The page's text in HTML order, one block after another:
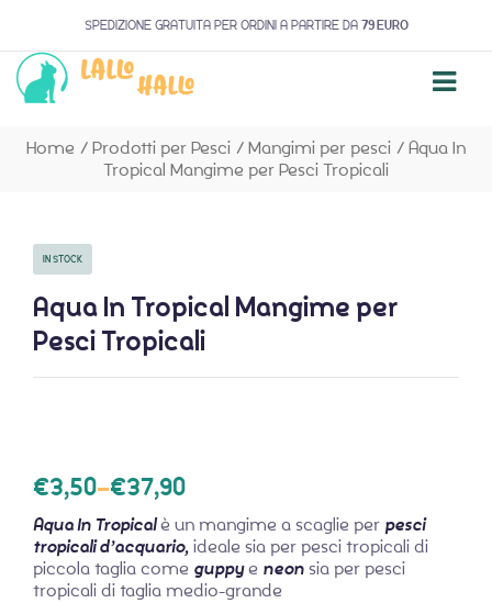
SPEDIZIONE GRATUITA PER ORDINI A PARTIRE DA 79 EURO
Home / Prodotti per Pesci / Mangimi per pesci / Aqua In
Tropical Mangime per Pesci Tropicali
IN STOCK
Aqua In Tropical Mangime per
Pesci Tropicali
€3,50–€37,90
Aqua In Tropicalè un mangime a scaglie per pesci
tropicali d’acquario,ideale sia per pesci tropicali di
piccola taglia come guppye neonsia per pesci
tropicali di taglia medio-grande